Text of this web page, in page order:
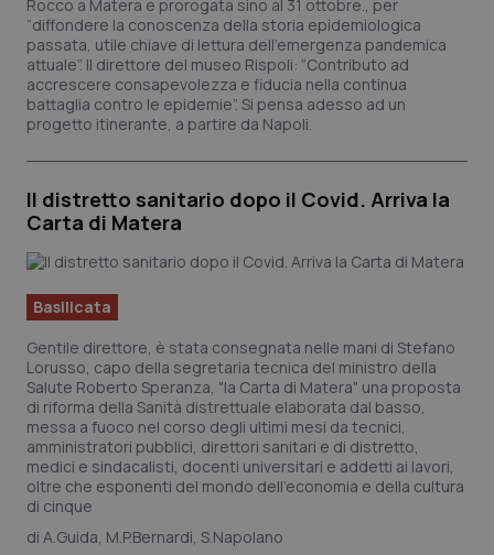
Rocco a Matera e prorogata sino al 31 ottobre., per
“diffondere la conoscenza della storia epidemiologica
passata, utile chiave di lettura dell’emergenza pandemica
attuale”. Il direttore del museo Rispoli: “Contributo ad
accrescere consapevolezza e fiducia nella continua
battaglia contro le epidemie”. Si pensa adesso ad un
progetto itinerante, a partire da Napoli.
Il distretto sanitario dopo il Covid. Arriva la
Carta di Matera
Basilicata
Gentile direttore, è stata consegnata nelle mani di Stefano
Lorusso, capo della segretaria tecnica del ministro della
Salute Roberto Speranza, "la Carta di Matera" una proposta
di riforma della Sanità distrettuale elaborata dal basso,
messa a fuoco nel corso degli ultimi mesi da tecnici,
amministratori pubblici, direttori sanitari e di distretto,
medici e sindacalisti, docenti universitari e addetti ai lavori,
oltre che esponenti del mondo dell'economia e della cultura
di cinque
A.Guida, M.P.Bernardi, S.Napolano
CookieScriptConsent
CookieScript
tracking-sites-ironfish-
tracking-enable
www.quotidianosanita.it